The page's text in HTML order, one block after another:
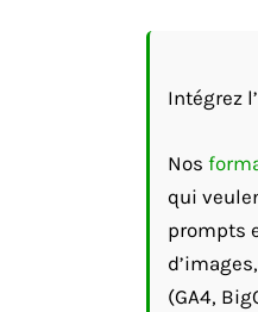
Intégrez
Nos
qui
prompts
(GA4,